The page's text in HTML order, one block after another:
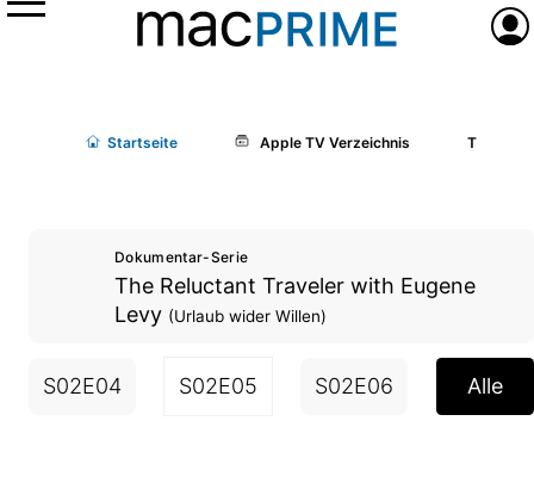
Menü
Startseite Apple TV Verzeichnis The
Dokumentar-Serie
The Reluctant Traveler with Eugene
Levy (Urlaub wider Willen)
S02E04 S02E05 S02E06 S02E07
Alle